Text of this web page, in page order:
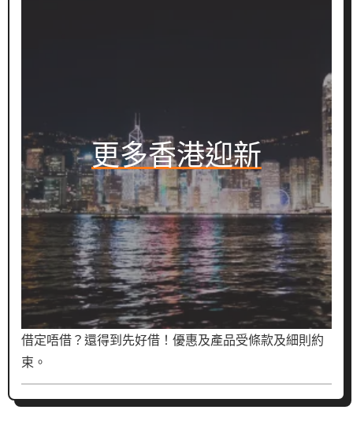
更多香港迎新
借定唔借？還得到先好借！優惠及產品受條款及細則約
束。